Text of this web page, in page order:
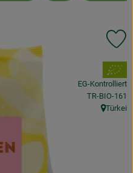
, Verband:
EG-Kontrolliert
,TR-BIO-161
,
Türkei